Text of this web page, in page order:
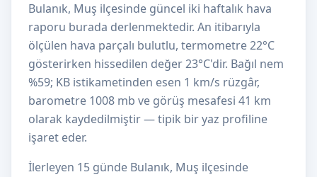
Bulanık, Muş ilçesinde güncel iki haftalık hava
raporu burada derlenmektedir. An itibarıyla
ölçülen hava parçalı bulutlu, termometre 22°C
gösterirken hissedilen değer 23°C'dir. Bağıl nem
%59; KB istikametinden esen 1 km/s rüzgâr,
barometre 1008 mb ve görüş mesafesi 41 km
olarak kaydedilmiştir — tipik bir yaz profiline
işaret eder.
İlerleyen 15 günde Bulanık, Muş ilçesinde